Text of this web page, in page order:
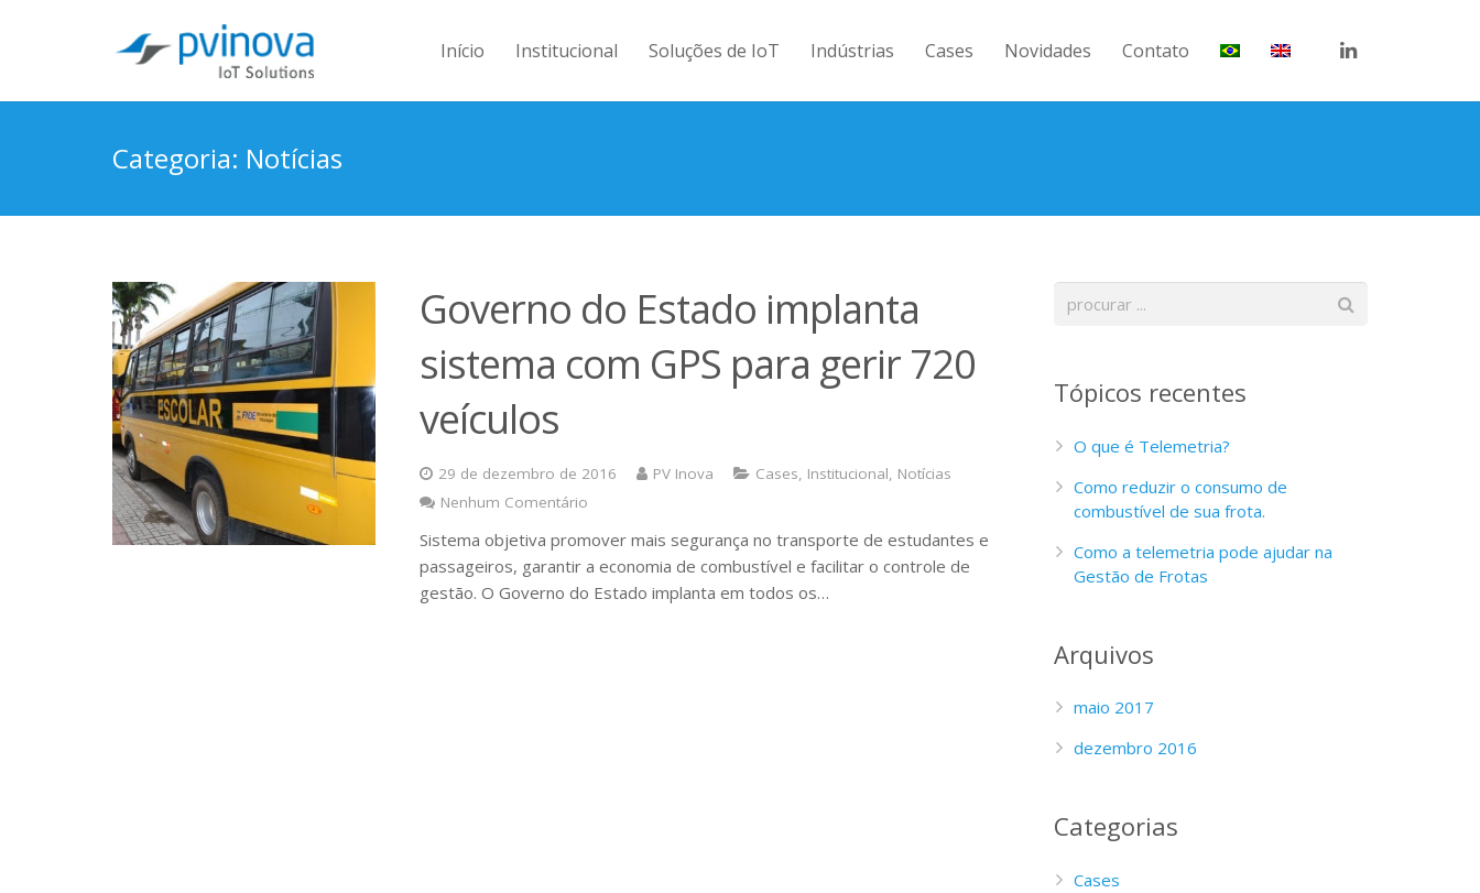
Início Institucional Soluções de IoT Indústrias Cases Novidades Contato
Categoria: Notícias
Governo do Estado implanta
sistema com GPS para gerir 720
veículos
29 de dezembro de 2016 PV Inova Cases, Institucional, Notícias
Nenhum Comentário
Sistema objetiva promover mais segurança no transporte de estudantes e
passageiros, garantir a economia de combustível e facilitar o controle de
gestão. O Governo do Estado implanta em todos os…
Tópicos recentes
O que é Telemetria?
Como reduzir o consumo de
combustível de sua frota.
Como a telemetria pode ajudar na
Gestão de Frotas
Arquivos
maio 2017
dezembro 2016
Categorias
Cases